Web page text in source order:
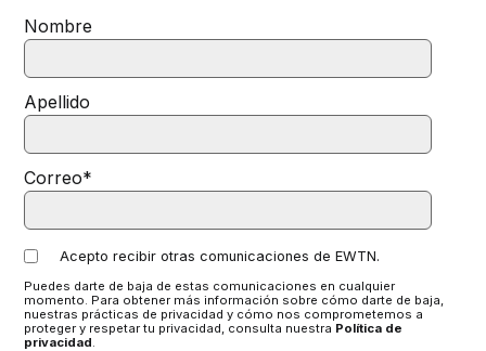
Nombre
Apellido
Correo*
Acepto recibir otras comunicaciones de EWTN.
Puedes darte de baja de estas comunicaciones en cualquier
momento. Para obtener más información sobre cómo darte de baja,
nuestras prácticas de privacidad y cómo nos comprometemos a
proteger y respetar tu privacidad, consulta nuestra Política de
privacidad